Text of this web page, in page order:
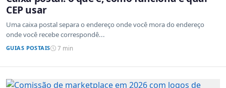
CEP usar
Uma caixa postal separa o endereço onde você mora do endereço
onde você recebe correspondê...
GUIAS POSTAIS 7 min